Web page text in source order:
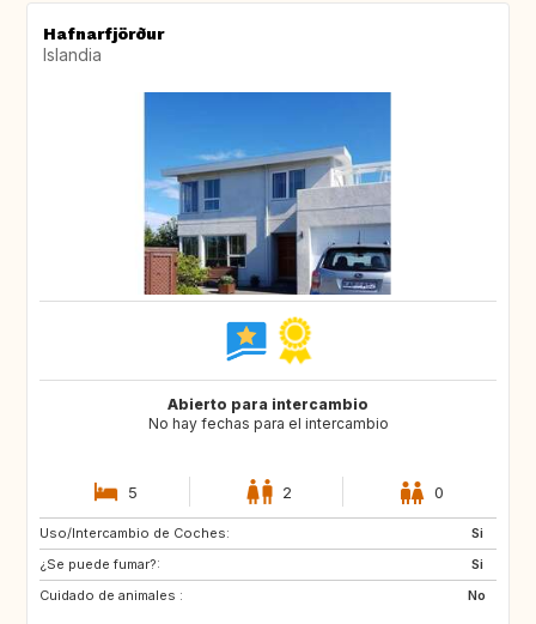
Hafnarfjörður
Islandia
Abierto para intercambio
No hay fechas para el intercambio
5 2 0
Uso/Intercambio de Coches:
Si
¿Se puede fumar?:
Si
Cuidado de animales :
No
GB
US
DK